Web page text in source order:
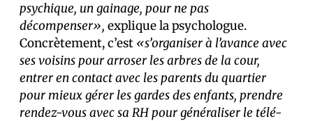
psychique, un gainage, pour ne pas
décompenser», explique la psychologue.
Concrètement, c’est «s’organiser à l’avance avec
ses voisins pour arroser les arbres de la cour,
entrer en contact avec les parents du quartier
pour mieux gérer les gardes des enfants, prendre
rendez-vous avec sa RH pour généraliser le télé-